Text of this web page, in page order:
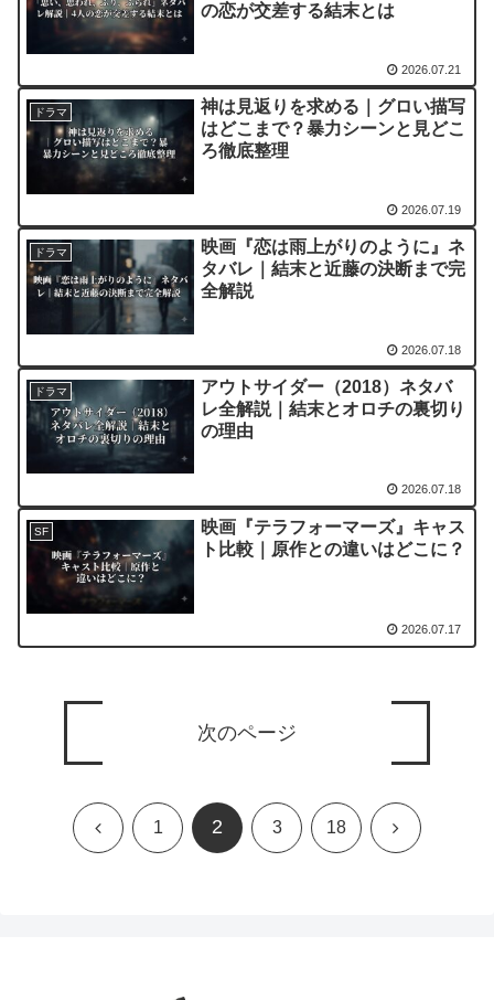
の恋が交差する結末とは
2026.07.21
ドラマ
神は見返りを求める｜グロい描写
はどこまで？暴力シーンと見どこ
ろ徹底整理
2026.07.19
ドラマ
映画『恋は雨上がりのように』ネ
タバレ｜結末と近藤の決断まで完
全解説
2026.07.18
ドラマ
アウトサイダー（2018）ネタバ
レ全解説｜結末とオロチの裏切り
の理由
2026.07.18
SF
映画『テラフォーマーズ』キャス
ト比較｜原作との違いはどこに？
2026.07.17
次のページ
前 1 2 3 18 次